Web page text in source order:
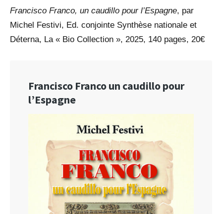
Francisco Franco, un caudillo pour l’Espagne, par
Michel Festivi, Ed. conjointe Synthèse nationale et
Déterna, La « Bio Collection », 2025, 140 pages, 20€